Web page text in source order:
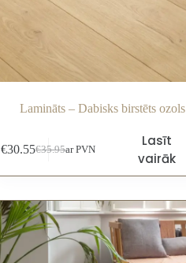
Lamināts – Dabisks birstēts ozols
€35.95
€30.55 ar PVN
Lasīt
vairāk